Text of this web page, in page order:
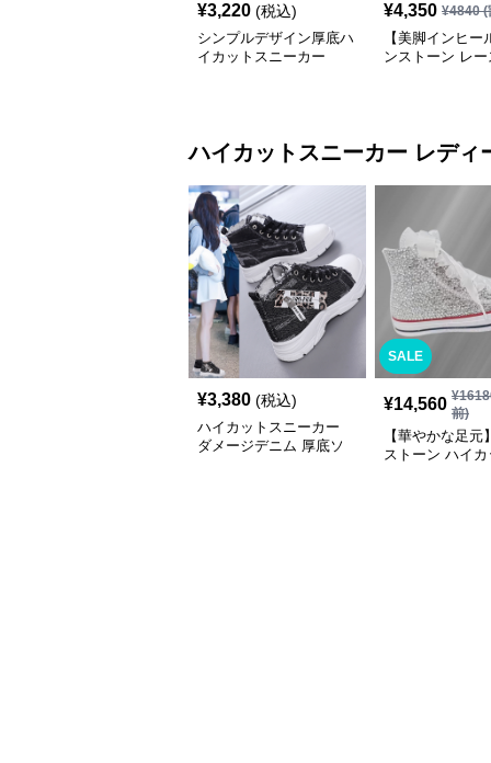
¥3,220 (税込)
シンプルデザイン厚底ハ
イカットスニーカー
¥4,350 ¥4840(
【美脚インヒー
ンストーン レ
ハイカットスニーカー レディ
¥3,380 (税込)
ハイカットスニーカー
ダメージデニム 厚底ソ
SALE
¥14,560 ¥
前)
【華やかな足元
ストーン ハイ